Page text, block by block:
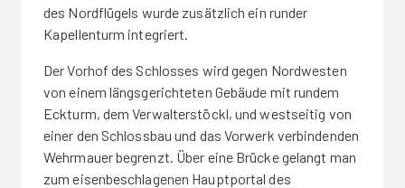
des Nordflügels wurde zusätzlich ein runder
Kapellenturm integriert.
Der Vorhof des Schlosses wird gegen Nordwesten
von einem längsgerichteten Gebäude mit rundem
Eckturm, dem Verwalterstöckl, und westseitig von
einer den Schlossbau und das Vorwerk verbindenden
Wehrmauer begrenzt. Über eine Brücke gelangt man
zum eisenbeschlagenen Hauptportal des